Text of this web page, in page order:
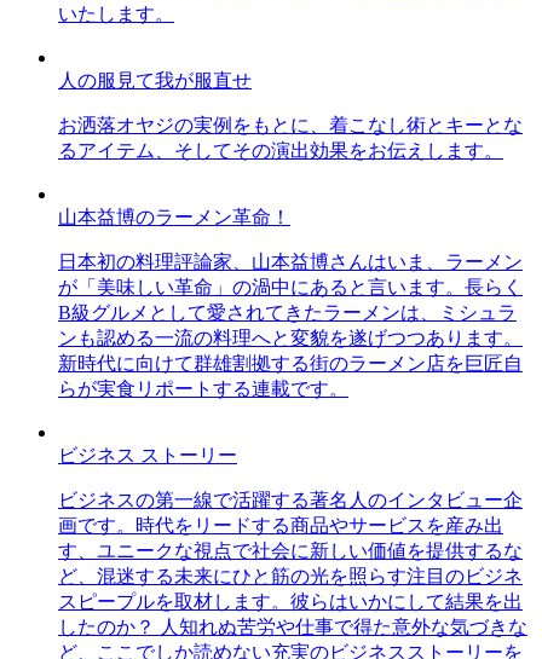
いたします。
人の服見て我が服直せ
お洒落オヤジの実例をもとに、着こなし術とキーとな
るアイテム、そしてその演出効果をお伝えします。
山本益博のラーメン革命！
日本初の料理評論家、山本益博さんはいま、ラーメン
が「美味しい革命」の渦中にあると言います。長らく
B級グルメとして愛されてきたラーメンは、ミシュラ
ンも認める一流の料理へと変貌を遂げつつあります。
新時代に向けて群雄割拠する街のラーメン店を巨匠自
らが実食リポートする連載です。
ビジネス ストーリー
ビジネスの第一線で活躍する著名人のインタビュー企
画です。時代をリードする商品やサービスを産み出
す、ユニークな視点で社会に新しい価値を提供するな
ど、混迷する未来にひと筋の光を照らす注目のビジネ
スピープルを取材します。彼らはいかにして結果を出
したのか？ 人知れぬ苦労や仕事で得た意外な気づきな
ど、ここでしか読めない充実のビジネスストーリーを